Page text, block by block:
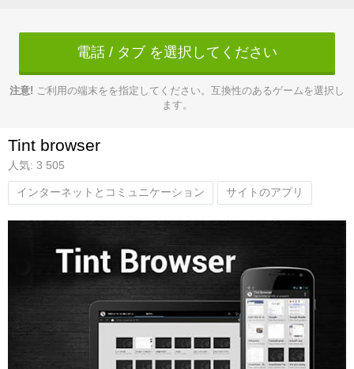
電話 / タブ を選択してください
注意! ご利用の端末をを指定してください。互換性のあるゲームを選択し
ます。
Tint browser
人気: 3 505
インターネットとコミュニケーション サイトのアプリ